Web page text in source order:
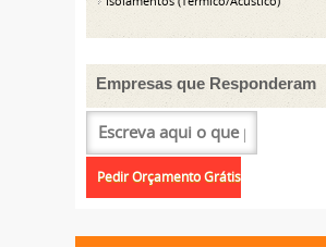
Empresas que Responderam